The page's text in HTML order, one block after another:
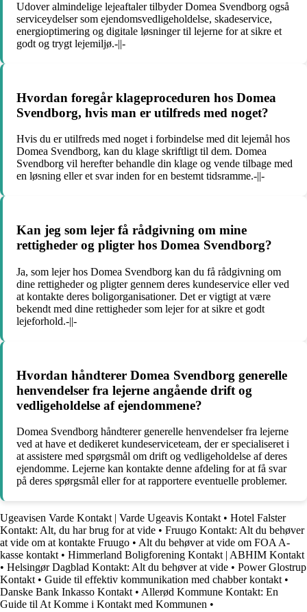
Udover almindelige lejeaftaler tilbyder Domea Svendborg også
serviceydelser som ejendomsvedligeholdelse, skadeservice,
energioptimering og digitale løsninger til lejerne for at sikre et
godt og trygt lejemiljø.-||-
Hvordan foregår klageproceduren hos Domea
Svendborg, hvis man er utilfreds med noget?
Hvis du er utilfreds med noget i forbindelse med dit lejemål hos
Domea Svendborg, kan du klage skriftligt til dem. Domea
Svendborg vil herefter behandle din klage og vende tilbage med
en løsning eller et svar inden for en bestemt tidsramme.-||-
Kan jeg som lejer få rådgivning om mine
rettigheder og pligter hos Domea Svendborg?
Ja, som lejer hos Domea Svendborg kan du få rådgivning om
dine rettigheder og pligter gennem deres kundeservice eller ved
at kontakte deres boligorganisationer. Det er vigtigt at være
bekendt med dine rettigheder som lejer for at sikre et godt
lejeforhold.-||-
Hvordan håndterer Domea Svendborg generelle
henvendelser fra lejerne angående drift og
vedligeholdelse af ejendommene?
Domea Svendborg håndterer generelle henvendelser fra lejerne
ved at have et dedikeret kundeserviceteam, der er specialiseret i
at assistere med spørgsmål om drift og vedligeholdelse af deres
ejendomme. Lejerne kan kontakte denne afdeling for at få svar
på deres spørgsmål eller for at rapportere eventuelle problemer.
Ugeavisen Varde Kontakt | Varde Ugeavis Kontakt • Hotel Falster
Kontakt: Alt, du har brug for at vide • Fruugo Kontakt: Alt du behøver
at vide om at kontakte Fruugo • Alt du behøver at vide om FOA A-
kasse kontakt • Himmerland Boligforening Kontakt | ABHIM Kontakt
• Helsingør Dagblad Kontakt: Alt du behøver at vide • Power Glostrup
Kontakt • Guide til effektiv kommunikation med chabber kontakt •
Danske Bank Inkasso Kontakt • Allerød Kommune Kontakt: En
Guide til At Komme i Kontakt med Kommunen •